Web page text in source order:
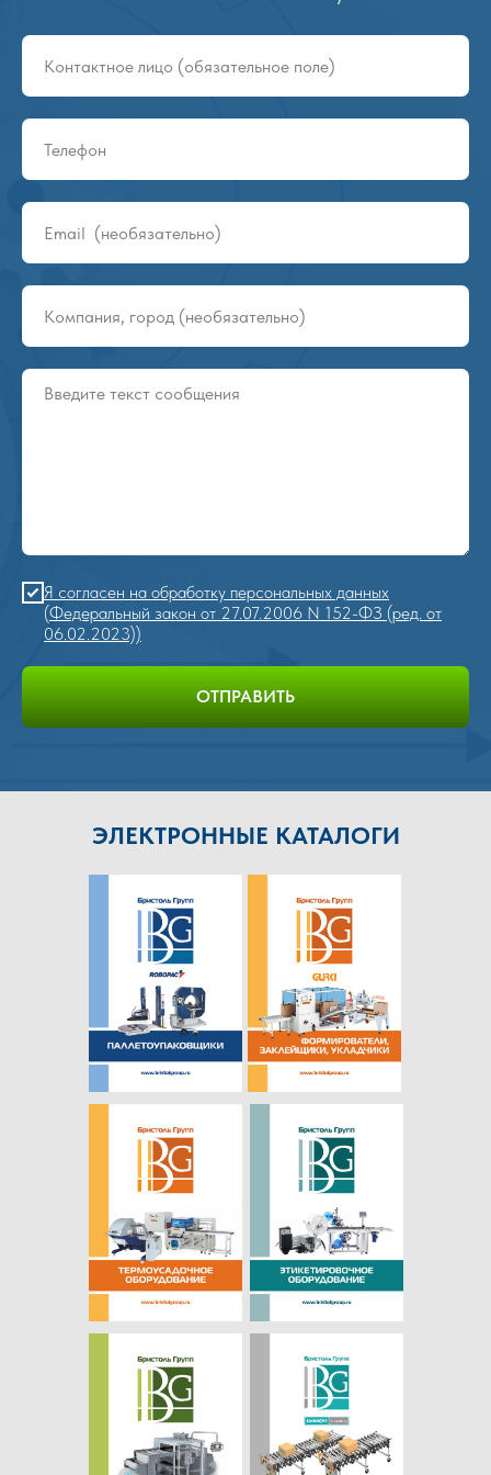
9 Групповая упаковка NOVA
10 Роботы-паллетайзеры Gurki 2:15
Я согласен на обработку персональных данных
(Федеральный закон от 27.07.2006 N 152-ФЗ (ред. от
06.02.2023))
ОТПРАВИТЬ
ЭЛЕКТРОННЫЕ КАТАЛОГИ
ПОСЕТИТЬ НАШ ШОУРУМ